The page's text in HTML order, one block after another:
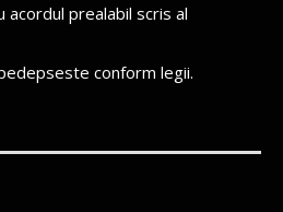
acordul prealabil scris al
conform legii.